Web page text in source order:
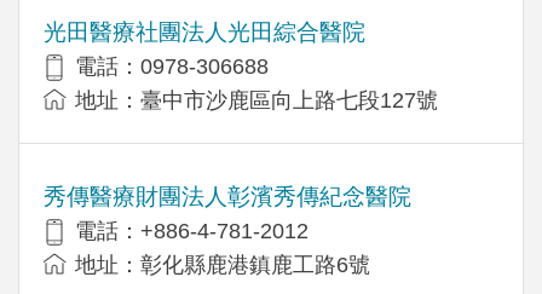
光田醫療社團法人光田綜合醫院
電話：0978-306688
地址：臺中市沙鹿區向上路七段127號
秀傳醫療財團法人彰濱秀傳紀念醫院
電話：+886-4-781-2012
地址：彰化縣鹿港鎮鹿工路6號